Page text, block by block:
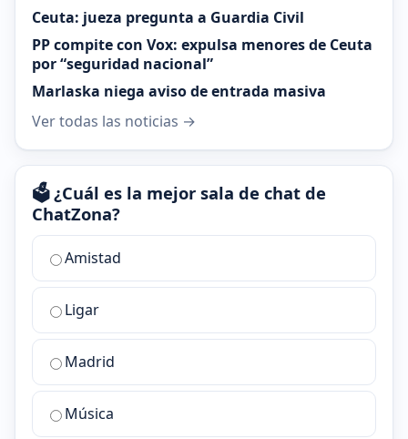
Ceuta: jueza pregunta a Guardia Civil
PP compite con Vox: expulsa menores de Ceuta
por “seguridad nacional”
Marlaska niega aviso de entrada masiva
Ver todas las noticias →
🗳️ ¿Cuál es la mejor sala de chat de
ChatZona?
¿Cuál
la
mejor
sala
chat
ChatZona?
Amistad
Ligar
Madrid
Música